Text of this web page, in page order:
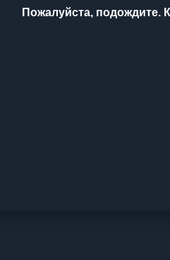
Пожалуйста, подождите.